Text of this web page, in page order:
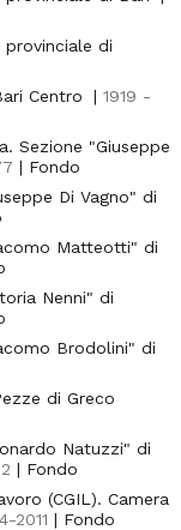
di
Centro
| 1919 -
Sezione "Giuseppe
| Fondo
Di Vagno" di
Matteotti" di
Nenni" di
Brodolini" di
di Greco
Natuzzi" di
| Fondo
(CGIL). Camera
2011 | Fondo